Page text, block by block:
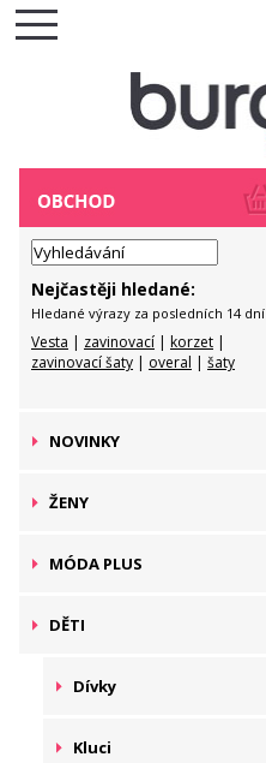
Nejčastěji hledané:
Hledané výrazy za posledních 14 dní
Vesta | zavinovací | korzet |
zavinovací šaty | overal | šaty
NOVINKY
ŽENY
MÓDA PLUS
DĚTI
Dívky
Kluci